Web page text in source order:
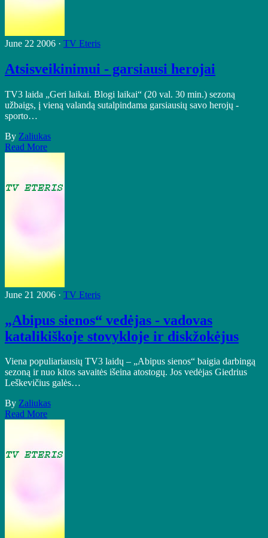
June 22 2006 · TV Eteris
Atsisveikinimui - garsiausi herojai
TV3 laida „Geri laikai. Blogi laikai“ (20 val. 30 min.) sezoną
užbaigs, į vieną valandą sutalpindama garsiausių savo herojų -
sporto…
By Zaliukas
Read More
June 21 2006 · TV Eteris
„Abipus sienos“ vedėjas - vadovas
katalikiškoje stovykloje ir diskžokėjus
Viena populiariausių TV3 laidų – „Abipus sienos“ baigia darbingą
sezoną ir nuo kitos savaitės išeina atostogų. Jos vedėjas Giedrius
Leškevičius galės…
By Zaliukas
Read More